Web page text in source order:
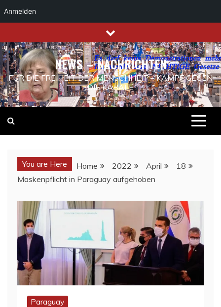
Anmelden
to
content
NEWS – NACHRICHTEN
FÜR DIE FREIHEIT DER MENSCHHEIT – KAMPF GEGEN
DIE KABALE
You are Here Home 2022 April
18
Maskenpflicht in Paraguay aufgehoben
Paraguay